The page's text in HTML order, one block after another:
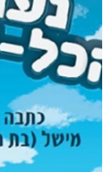
דיגיטלי
₪ 40